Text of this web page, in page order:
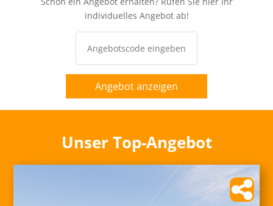
individuelles Angebot ab!
Angebot anzeigen
Unser Top-Angebot